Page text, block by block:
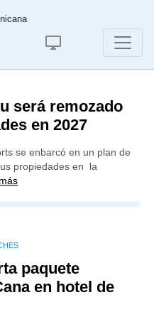
será remozado
en 2027
se enbarcó en un plan de
propiedades en la
paquete
en hotel de